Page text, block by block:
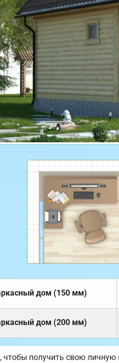
дом (150 мм)
дом (200 мм)
чтобы получить свою